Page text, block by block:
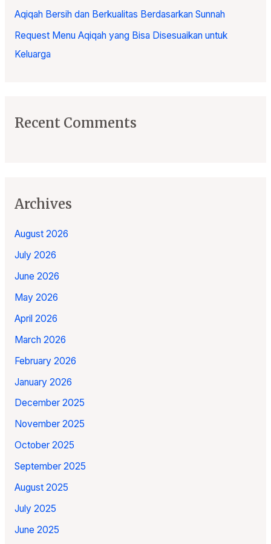
Aqiqah Bersih dan Berkualitas Berdasarkan Sunnah
Request Menu Aqiqah yang Bisa Disesuaikan untuk
Keluarga
Recent Comments
Archives
August 2026
July 2026
June 2026
May 2026
April 2026
March 2026
February 2026
January 2026
December 2025
November 2025
October 2025
September 2025
August 2025
July 2025
June 2025